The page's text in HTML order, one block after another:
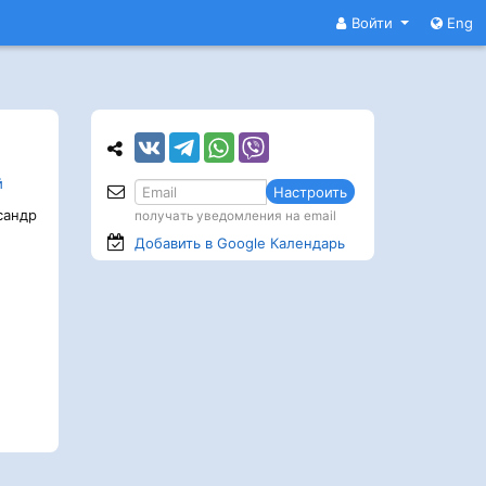
Войти Eng
Настроить
получать уведомления на email
Добавить в Google Календарь